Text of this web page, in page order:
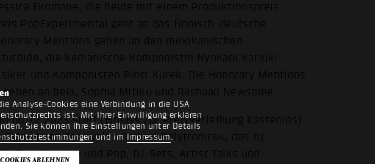
Analyse-Cookies eine Verbindung in die USA
ist. Mit Ihrer Einwilligung erklären
Sie können Ihre Einstellungen unter Details
und imImpressum.
Ekomane, die beide mit einem Produktionspreis
PopExperimental geht an das finnisch-deutsche
Mentions gehen an den mexikanischen
die kenianische Komponistin Nyokabi Kariũki
und Komponisten Piotr Kurek. Die Honorary Mentions
an bela, Sophia Mitiku und Rashaad Newsome.
06.12.2023 statt (Einlass zur Preisverleihung kostenlos)
Hertz-Festivals »Radical Polytronics«, das zu
Experimente und Pop, DJ-Sets, Artist Talks und